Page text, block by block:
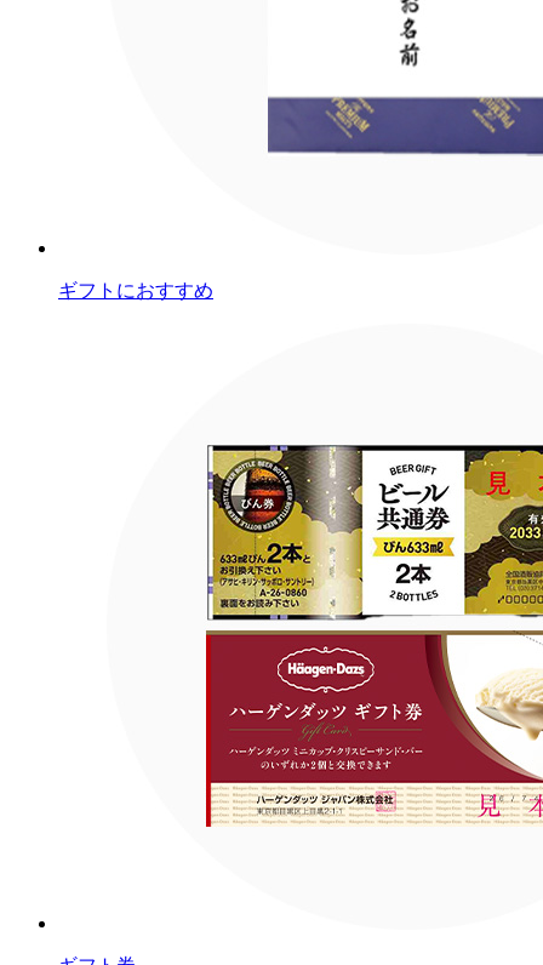
ギフトにおすすめ